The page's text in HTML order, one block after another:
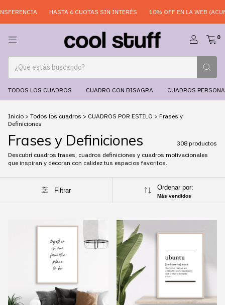
HASTA 6 CUOTAS SIN INTERÉS 10% OFF EN LA WEB (ACUMULABLE)
0
TODOS LOS CUADROS CUADRO CON BISAGRA CUADROS
Inicio > Todos los cuadros > CUADROS POR ESTILO > Frases y
Definiciones
Frases y Definiciones
308 productos
Descubrí cuadros frases, cuadros definiciones y cuadros motivacionales
que inspiran y decoran con calidez tus espacios favoritos.
Filtrar Ordenar por:
Más vendidos